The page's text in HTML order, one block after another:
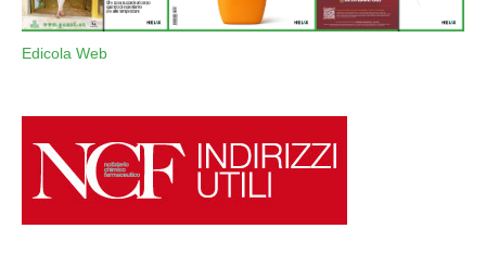
Edicola Web